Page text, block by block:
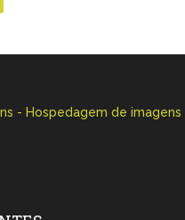
- Hospedagem de